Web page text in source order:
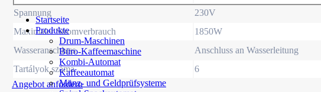
Startseite
Produkte
Drum-Maschinen
Büro-Kaffeemaschine
Kombi-Automat
Kaffeeautomat
Münz- und Geldprüfsysteme
Spannung
230V
Maximaler Stromverbrauch
1850W
Wasseranschluss
Anschluss an Wasserleitung
Tartályok száma
6
Angebot anfordern